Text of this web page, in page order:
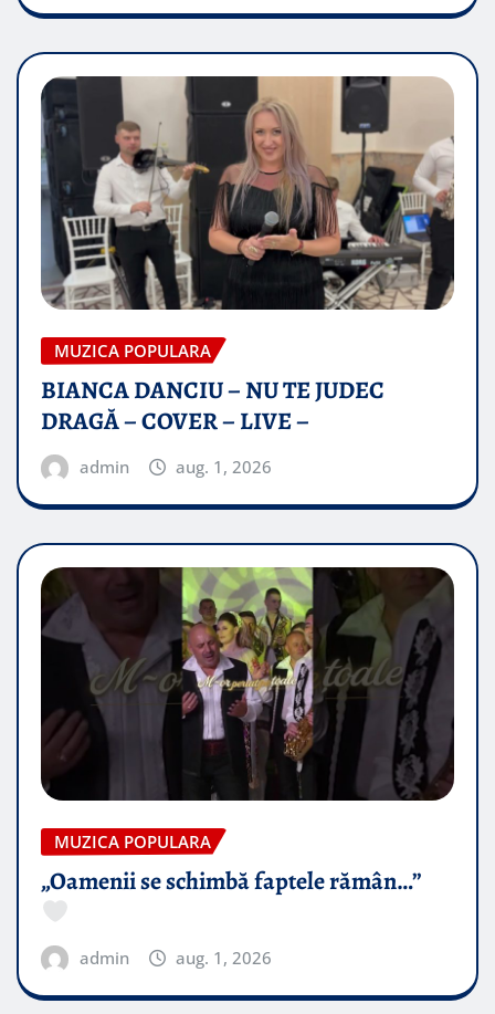
MUZICA POPULARA
BIANCA DANCIU – NU TE JUDEC
DRAGĂ – COVER – LIVE –
admin aug. 1, 2026
MUZICA POPULARA
„Oamenii se schimbă faptele rămân…”
admin aug. 1, 2026